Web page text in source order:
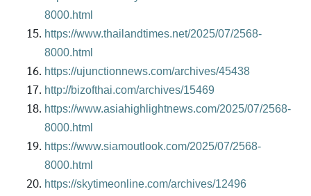
8000.html
https://www.thailandtimes.net/2025/07/2568-
8000.html
https://ujunctionnews.com/archives/45438
http://bizofthai.com/archives/15469
https://www.asiahighlightnews.com/2025/07/2568-
8000.html
https://www.siamoutlook.com/2025/07/2568-
8000.html
https://skytimeonline.com/archives/12496